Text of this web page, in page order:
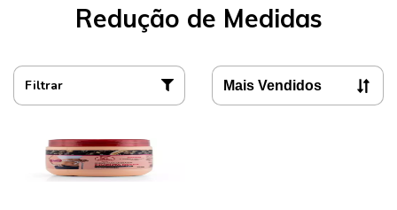
Redução de Medidas
Filtrar